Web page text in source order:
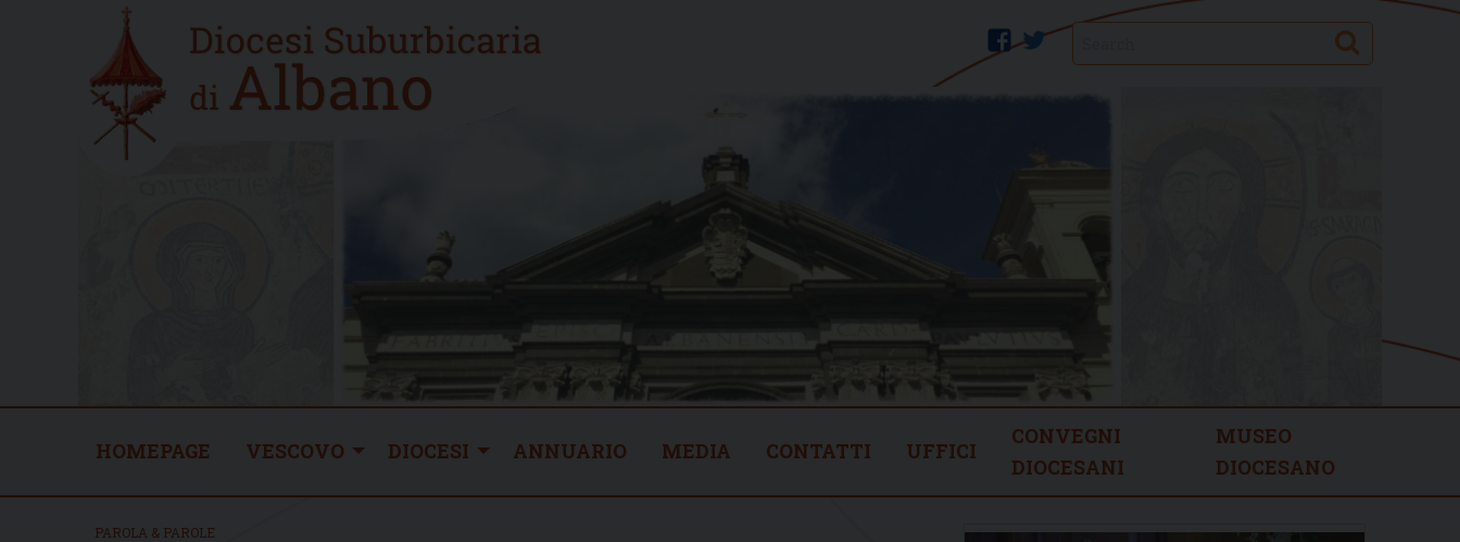
Home
new
twitter
facebook Search
HOMEPAGE VESCOVO DIOCESI ANNUARIO MEDIA CONTATTI UFFICI
CONVEGNI
DIOCESANI
MUSEO
DIOCESANO
PAROLA & PAROLE